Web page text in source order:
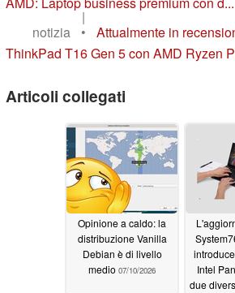
|
notizia
•
Attualmente in
ThinkPad T16 Gen 5 con AMD Ryzen
Articoli collegati
Opinione a caldo: la
distribuzione Vanilla
Debian è di livello
medio 07/10/2026
Intel
due